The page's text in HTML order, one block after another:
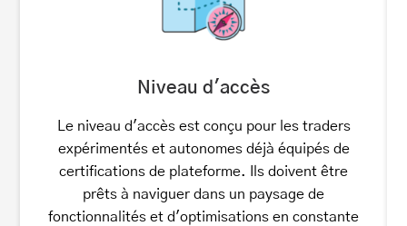
Niveau d'accès
Le niveau d'accès est conçu pour les traders
expérimentés et autonomes déjà équipés de
certifications de plateforme. Ils doivent être
prêts à naviguer dans un paysage de
fonctionnalités et d'optimisations en constante